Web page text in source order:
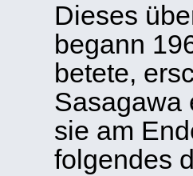
Dieses
begann
betete,
Sasagawa
sie am
folgendes